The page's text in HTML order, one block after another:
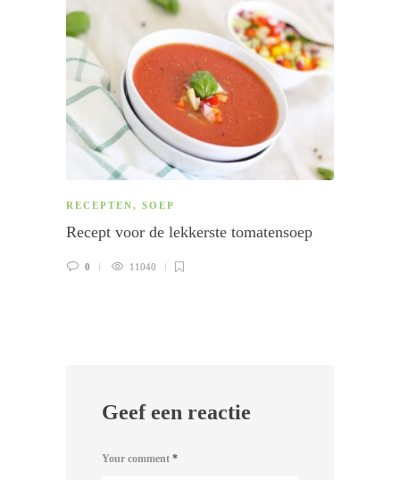
RECEPTEN, SOEP
Recept voor de lekkerste tomatensoep
0 11040
Geef een reactie
Your comment *